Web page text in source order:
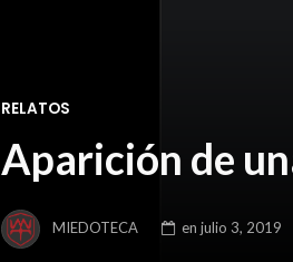
RELATOS
Aparición de
MIEDOTECA en julio 3, 2019